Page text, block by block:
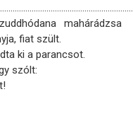
mahárádzsa
fiat szült.
ki a parancsot.
szólt: